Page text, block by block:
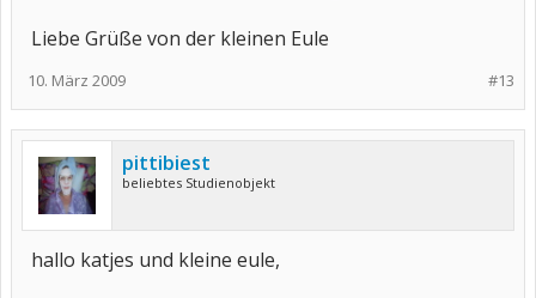
Liebe Grüße von der kleinen Eule
#13
10. März 2009
pittibiest
beliebtes Studienobjekt
hallo katjes und kleine eule,